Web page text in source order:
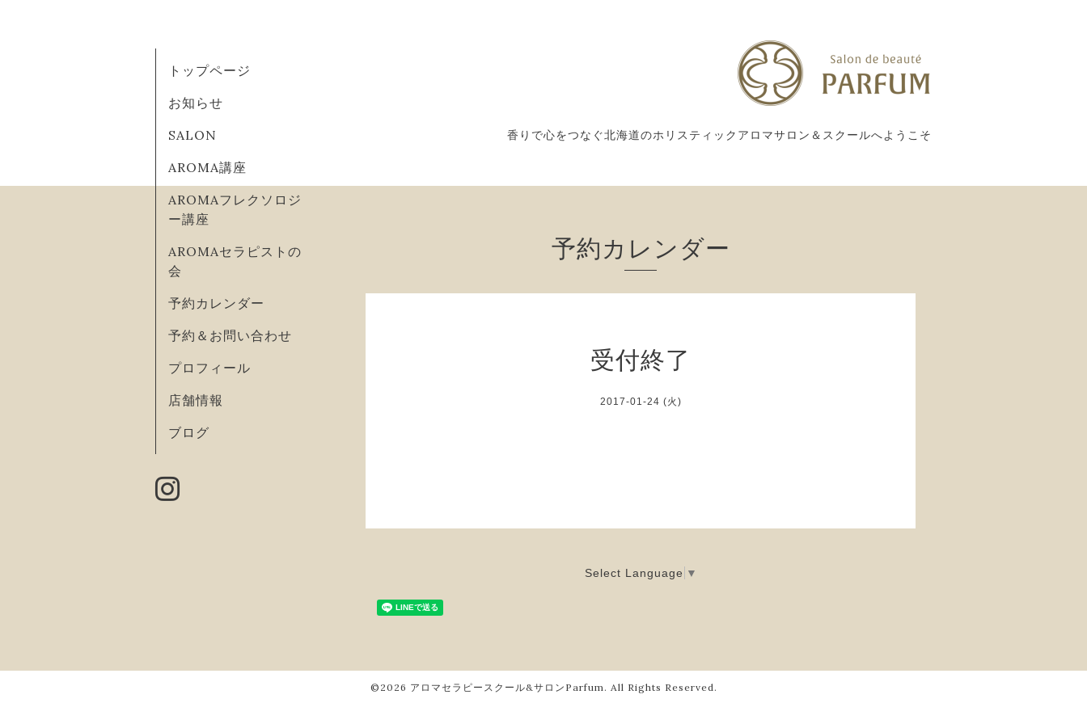
香りで心をつなぐ北海道のホリスティックアロマサロン＆スクールへようこそ
トップページ
お知らせ
SALON
AROMA講座
AROMAフレクソロジ
ー講座
AROMAセラピストの
会
予約カレンダー
予約＆お問い合わせ
プロフィール
店舗情報
ブログ
予約カレンダー
受付終了
2017-01-24 (火)
Select Language ▼
©2026 アロマセラピースクール&サロンParfum . All Rights Reserved.